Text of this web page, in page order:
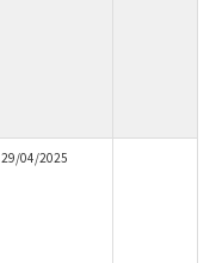
29/04/2025